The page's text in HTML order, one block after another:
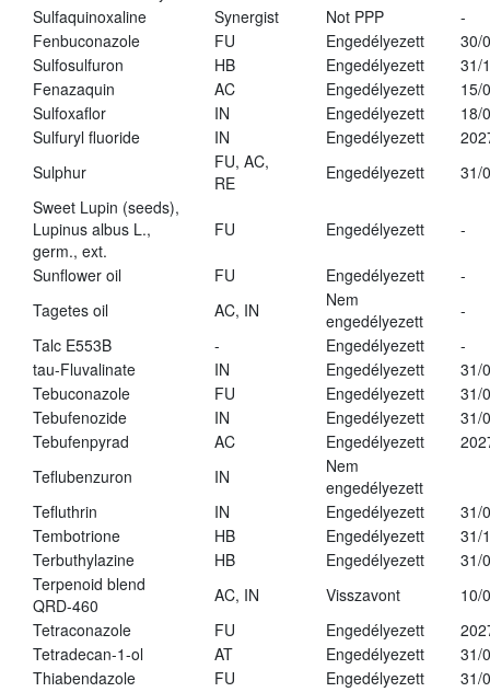
Sulfaquinoxaline
Synergist Not PPP
-
Fenbuconazole
FU Engedélyezett
30/
Sulfosulfuron
HB Engedélyezett
31/
Fenazaquin
AC Engedélyezett
15/
Sulfoxaflor
IN Engedélyezett
18/
Sulfuryl fluoride
IN Engedélyezett
Sulphur
FU, AC,
RE
Engedélyezett
31/
Sweet Lupin (seeds),
Lupinus albus L.,
germ., ext.
FU Engedélyezett -
Sunflower oil FU Engedélyezett
-
Tagetes oil
AC, IN
Nem
engedélyezett
-
Talc E553B
- Engedélyezett
-
tau-Fluvalinate
IN Engedélyezett
31/
Tebuconazole
FU Engedélyezett
31/
Tebufenozide
IN Engedélyezett
31/
Tebufenpyrad
AC Engedélyezett
Teflubenzuron
IN
Nem
engedélyezett
Tefluthrin
IN Engedélyezett
31/
Tembotrione
HB Engedélyezett
31/
Terbuthylazine
HB Engedélyezett
31/
Terpenoid blend
QRD-460
AC, IN Visszavont
10/
Tetraconazole
FU Engedélyezett
Tetradecan-1-ol
AT Engedélyezett
31/
Thiabendazole
FU Engedélyezett
31/